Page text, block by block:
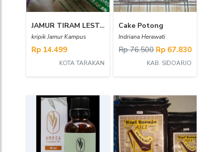
JAMUR TIRAM LESTARI
kripik Jamur Kampus
Rp 14.499
KOTA TARAKAN
Cake Potong
Indriana Herawati
Rp 76.500 Rp 67.830
KAB. SIDOARJO